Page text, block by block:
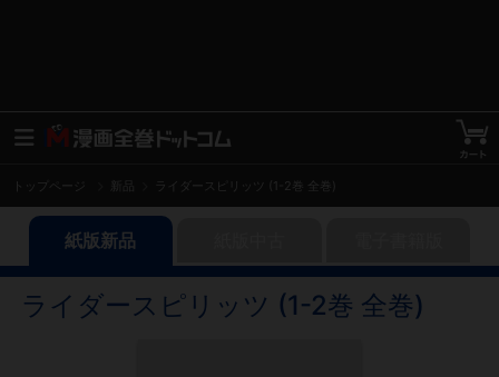
トップページ ライダースピリッツ (1-2巻 全巻)
紙版新品
ライダースピリッツ (1-2巻 全巻)